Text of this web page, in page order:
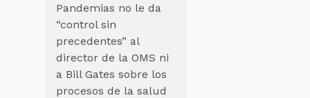
Pandemias no le da
“control sin
precedentes” al
director de la OMS ni
a Bill Gates sobre los
procesos de la salud